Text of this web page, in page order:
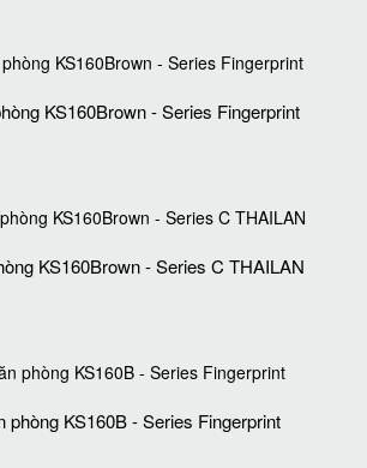
KS160Brown - Series Fingerprint
KS160Brown - Series C THAILAN
phòng KS160B - Series Fingerprint